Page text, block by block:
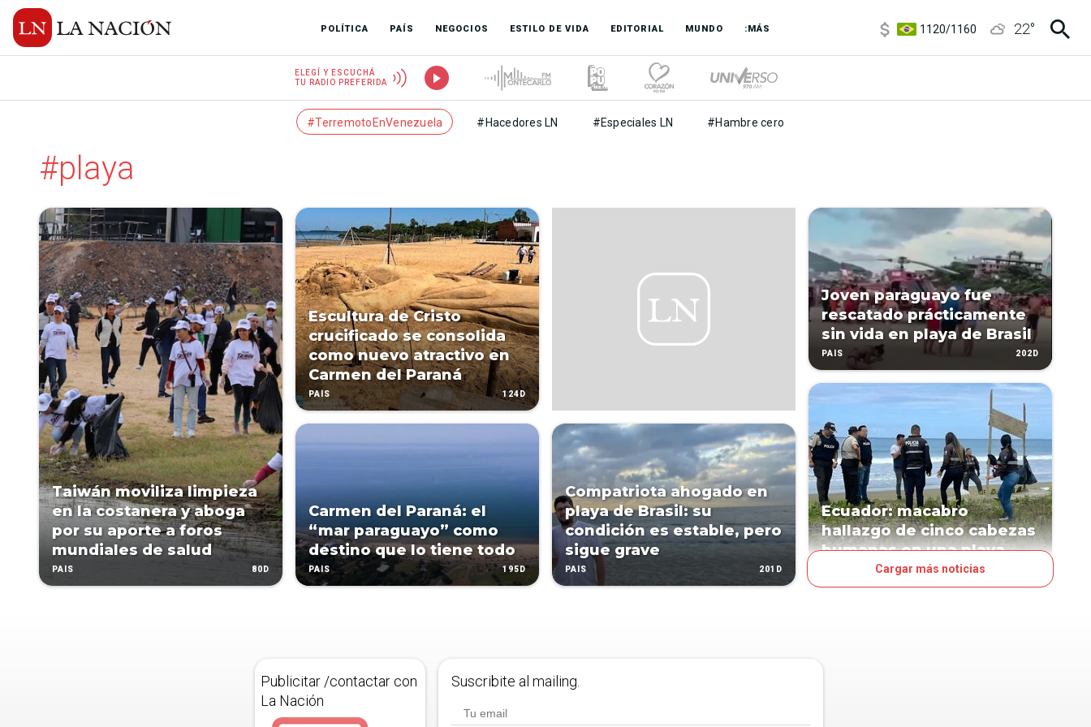
POLÍTICA PAÍS NEGOCIOS ESTILO DE VIDA EDITORIAL MUNDO :MÁS
1120/1160
22°
ELEGÍ Y ESCUCHÁ
TU RADIO PREFERIDA
#TerremotoEnVenezuela #Hacedores LN #Especiales LN #Hambre cero
#playa
Taiwán moviliza limpieza
en la costanera y aboga
por su aporte a foros
mundiales de salud
PAÍS 80D
Escultura de Cristo
crucificado se consolida
como nuevo atractivo en
Carmen del Paraná
PAÍS 124D
Carmen del Paraná: el
“mar paraguayo” como
destino que lo tiene todo
PAÍS 195D
Compatriota ahogado en
playa de Brasil: su
condición es estable, pero
sigue grave
PAÍS 201D
Joven paraguayo fue
rescatado prácticamente
sin vida en playa de Brasil
PAÍS 202D
Ecuador: macabro
hallazgo de cinco cabezas
humanas en una playa
Cargar más noticias
Publicitar /contactar con
La Nación
Suscribite al mailing.